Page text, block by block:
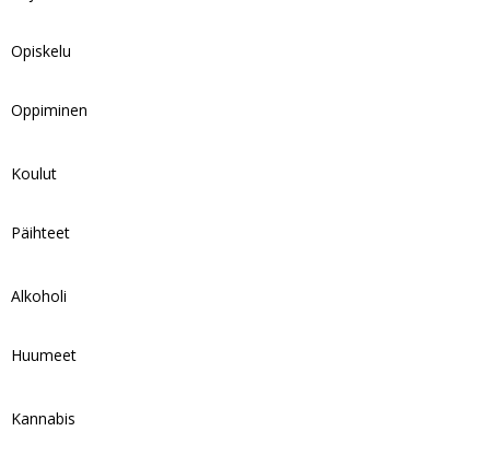
Opiskelu
Oppiminen
Koulut
Päihteet
Alkoholi
Huumeet
Kannabis